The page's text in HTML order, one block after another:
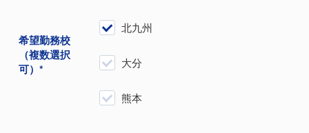
希望勤務校
（複数選択
可）*
北九州
大分
熊本